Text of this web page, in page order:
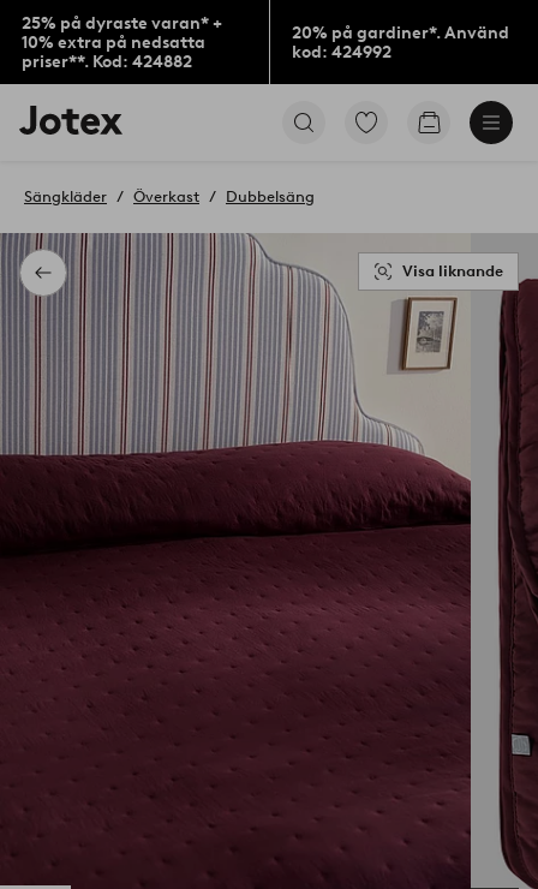
25% på dyraste varan* +
10% extra på nedsatta
priser**. Kod: 424882
20% på gardiner*. Använd
kod: 424992
Jotex
logotyp
till
Gå
Gå
Tillbaka
Sängkläder Överkast Dubbelsäng
Visa liknande